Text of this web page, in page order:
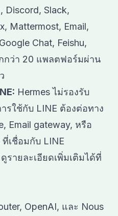
Discord, Slack,
Mattermost, Email,
Chat, Feishu,
กว่า 20 แพลตฟอร์มผ่าน
Hermes ไม่รองรับ
รใช้กับ LINE ต้องต่อทาง
Email gateway, หรือ
เชื่อมกับ LINE
รายละเอียดเพิ่มเติมได้ที่
OpenAI, และ Nous